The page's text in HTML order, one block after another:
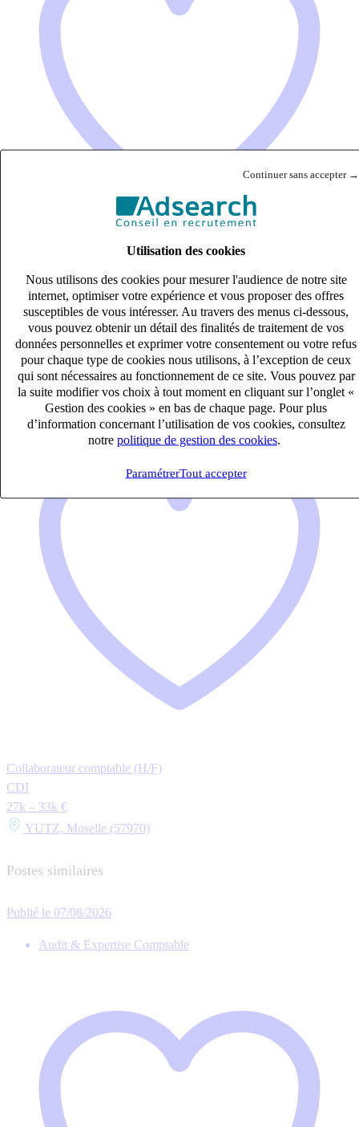
Continuer sans accepter →
Utilisation des cookies
Nous utilisons des cookies pour mesurer l'audience de notre site
internet, optimiser votre expérience et vous proposer des offres
susceptibles de vous intéresser. Au travers des menus ci-dessous,
vous pouvez obtenir un détail des finalités de traitement de vos
données personnelles et exprimer votre consentement ou votre refus
pour chaque type de cookies nous utilisons, à l’exception de ceux
qui sont nécessaires au fonctionnement de ce site. Vous pouvez par
la suite modifier vos choix à tout moment en cliquant sur l’onglet «
Gestion des cookies » en bas de chaque page. Pour plus
d’information concernant l’utilisation de vos cookies, consultez
notre politique de gestion des cookies
ParamétrerTout accepter
Collaborateur Comptable
CDI
33k – 40k €
Strasbourg, Bas-Rhin (67100)
Publié le 07/08/2026
Audit & Expertise Comptable
Collaborateur comptable (H/F)
CDI
27k – 33k €
YUTZ, Moselle (57970)
Postes similaires
Publié le 07/08/2026
Audit & Expertise Comptable